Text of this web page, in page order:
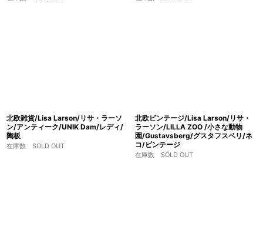
北欧雑貨/Lisa Larson/リサ・ラーソ
ン/アンティーク/UNIK Dam/レディ/
陶板
在庫数 SOLD OUT
北欧ビンテージ/Lisa Larson/リサ・
ラーソン/LILLA ZOO /小さな動物
園/Gustavsberg/グスタフスベリ/ネ
コ/ビンテージ
在庫数 SOLD OUT